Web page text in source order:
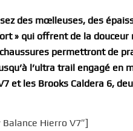
des mœlleuses, des
» qui offrent de la
permettront de
l’ultra trail engagé en
et les Brooks Caldera 6,
Hierro V7″]